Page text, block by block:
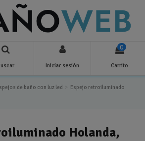
Iniciar sesión
0
Carrito
de baño con luz led
Espejo retroiluminado
Holanda,